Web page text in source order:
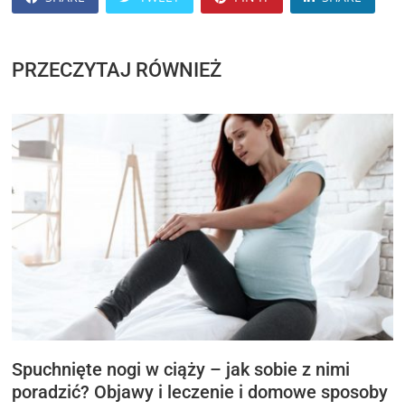
PRZECZYTAJ RÓWNIEŻ
Spuchnięte nogi w ciąży – jak sobie z nimi
poradzić? Objawy i leczenie i domowe sposoby